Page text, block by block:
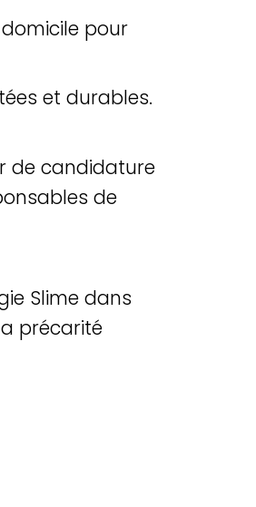
pour
et durables.
de candidature
de
Slime dans
précarité